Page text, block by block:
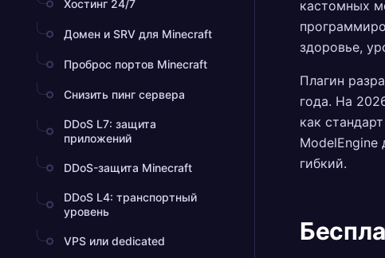
Хостинг 24/7
Домен и SRV для Minecraft
Проброс портов Minecraft
Снизить пинг сервера
DDoS L7: защита
приложений
DDoS-защита Minecraft
DDoS L4: транспортный
уровень
VPS или dedicated
кастомных
здоровье,
Плагин
года. На
как
ModelEngine
гибкий.